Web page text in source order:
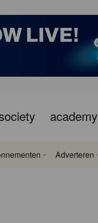
academy
Adverteren